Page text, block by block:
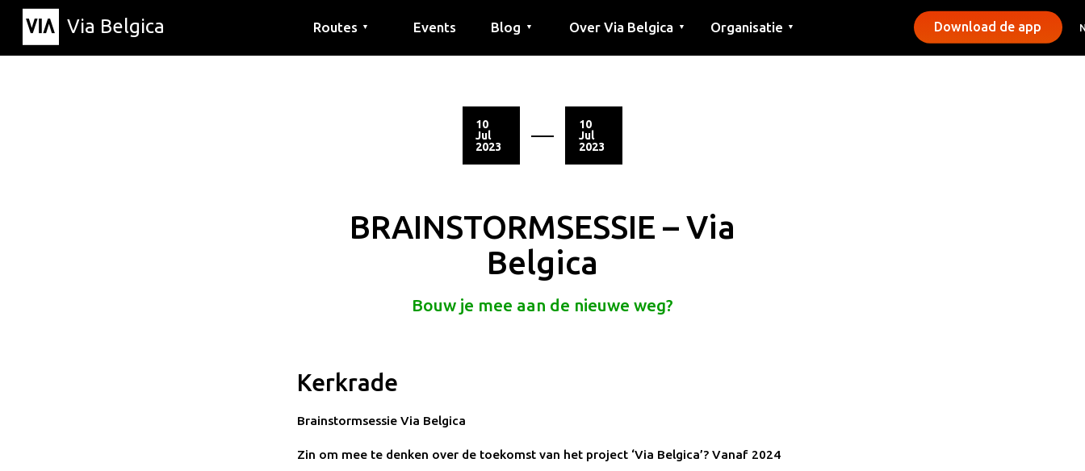
Via Belgica Routes ▼ Events Blog ▼ Over Via Belgica ▼ Organisatie ▼ Download de app
10
Jul
2023
10
Jul
2023
BRAINSTORMSESSIE – Via
Belgica
Bouw je mee aan de nieuwe weg?
Kerkrade
Brainstormsessie Via Belgica
Zin om mee te denken over de toekomst van het project ‘Via Belgica’? Vanaf 2024